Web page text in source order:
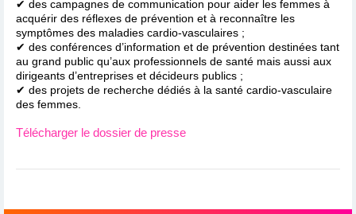
✔ des campagnes de communication pour aider les femmes à
acquérir des réflexes de prévention et à reconnaître les
symptômes des maladies cardio-vasculaires ;
✔ des conférences d’information et de prévention destinées tant
au grand public qu’aux professionnels de santé mais aussi aux
dirigeants d’entreprises et décideurs publics ;
✔ des projets de recherche dédiés à la santé cardio-vasculaire
des femmes.
Télécharger le dossier de presse